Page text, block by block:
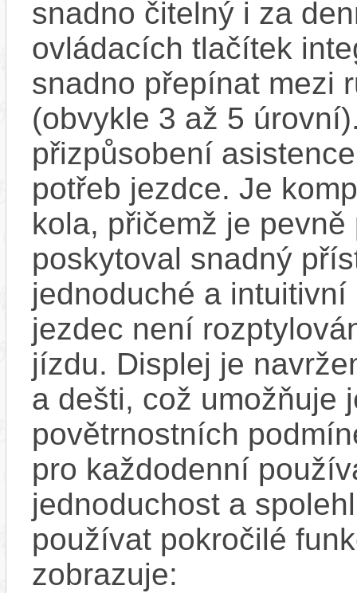
snadno čitelný i za
ovládacích tlačítek
snadno přepínat mezi
(obvykle 3 až 5
přizpůsobení
potřeb jezdce. Je
kola, přičemž je
poskytoval snadný
jednoduché a
jezdec není
jízdu. Displej je
a dešti, což umožňuje
povětrnostních
pro každodenní
jednoduchost a
používat pokročilé
zobrazuje: